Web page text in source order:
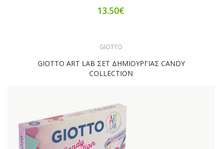
13.50€
GIOTTO
GIOTTO ART LAB ΣΕΤ ΔΗΜΙΟΥΡΓΙΑΣ CANDY
COLLECTION